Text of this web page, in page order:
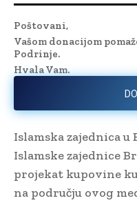
Poštovani,
Vašom donacijom
Podrinje.
Hvala Vam.
Islamska zajednica u
Islamske zajednice
projekat kupovine
na području ovog